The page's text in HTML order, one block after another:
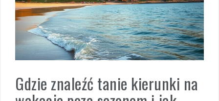
Gdzie znaleźć tanie kierunki na